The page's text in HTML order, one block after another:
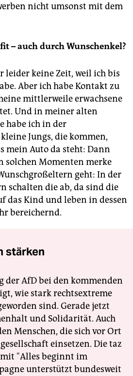
nicht umsonst mit dem
– auch durch Wunschenkel?
leider keine Zeit, weil ich bis
Aber ich habe Kontakt zu
mittlerweile erwachsene
Und in meiner alten
habe ich in der
Jungs, die kommen,
mein Auto da steht: Dann
solchen Momenten merke
geht: In der
schalten die ab, da sind die
das Kind und leben in dessen
bereichernd.
stärken
der AfD bei den kommenden
wie stark rechtsextreme
sind. Gerade jetzt
und Solidarität. Auch
Menschen, die sich vor Ort
einsetzen. Die taz
"Alles beginnt im
unterstützt bundesweit